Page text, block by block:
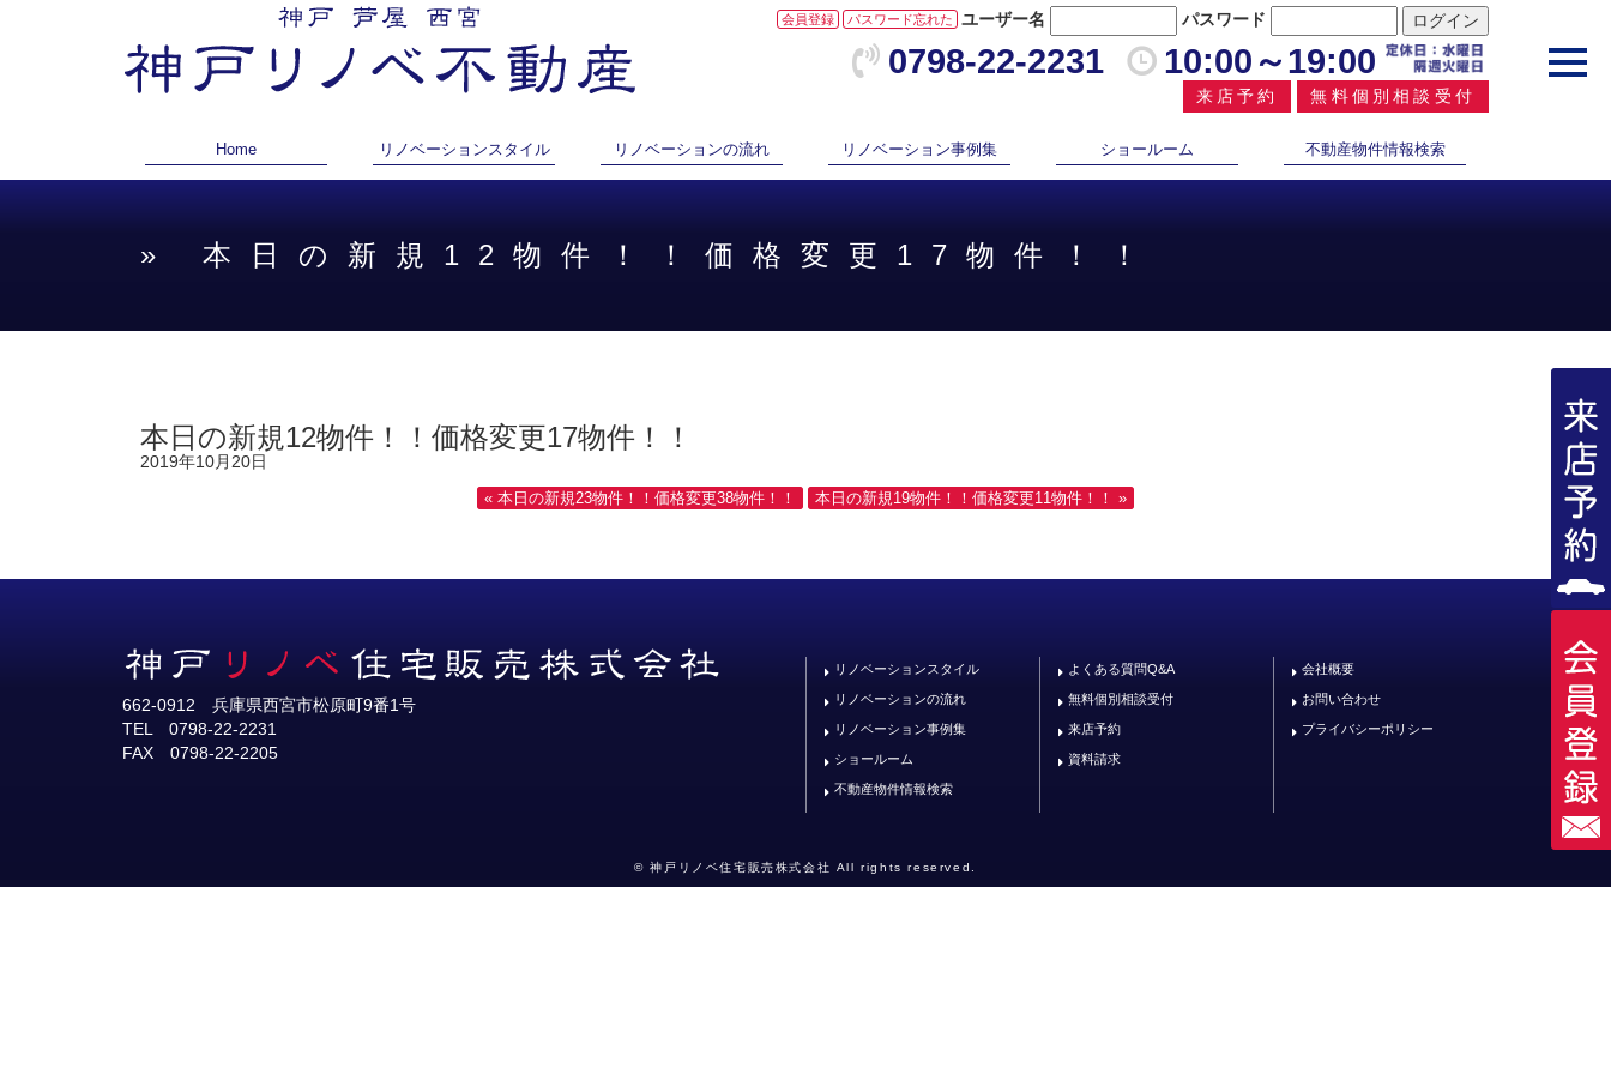
ユーザー名 パスワード
会員登録 パスワード忘れた
0798-22-2231 10:00～19:00
来店予約 無料個別相談受付
Home リノベーションスタイル リノベーションの流れ リノベーション事例集 ショールーム 不動産物件情報検索
» 本日の新規12物件！！価格変更17物件！！
本日の新規12物件！！価格変更17物件！！
2019年10月20日
« 本日の新規23物件！！価格変更38物件！！ 本日の新規19物件！！価格変更11物件！！ »
662-0912 兵庫県西宮市松原町9番1号
TEL 0798-22-2231
FAX 0798-22-2205
リノベーションスタイル
リノベーションの流れ
リノベーション事例集
ショールーム
不動産物件情報検索
よくある質問Q&A
無料個別相談受付
来店予約
資料請求
会社概要
お問い合わせ
プライバシーポリシー
© 神戸リノベ住宅販売株式会社 All rights reserved.